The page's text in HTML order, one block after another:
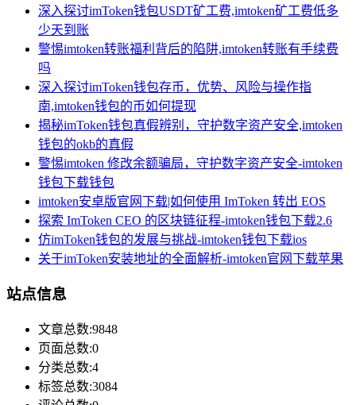
深入探讨imToken钱包USDT矿工费,imtoken矿工费低多
少天到账
警惕imtoken转账福利背后的陷阱,imtoken转账有手续费
吗
深入探讨imToken钱包存币，优势、风险与操作指
南,imtoken钱包的币如何提现
揭秘imToken钱包真假辨别，守护数字资产安全,imtoken
钱包的okb的真假
警惕imtoken 修改余额骗局，守护数字资产安全-imtoken
钱包下载钱包
imtoken安卓版官网下载|如何使用 ImToken 转出 EOS
探索 ImToken CEO 的区块链征程-imtoken钱包下载2.6
仿imToken钱包的发展与挑战-imtoken钱包下载ios
关于imToken安装地址的全面解析-imtoken官网下载苹果
站点信息
文章总数:9848
页面总数:0
分类总数:4
标签总数:3084